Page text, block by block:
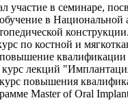
участие в семинаре,
в Национальной
конструкции.
по костной и
квалификации
лекций
повышения
Master of Oral